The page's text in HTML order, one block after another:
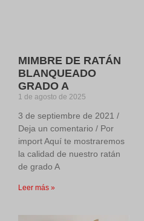
MIMBRE DE RATÁN
BLANQUEADO
GRADO A
1 de agosto de 2025
3 de septiembre de 2021 /
Deja un comentario / Por
import Aquí te mostraremos
la calidad de nuestro ratán
de grado A
Leer más »